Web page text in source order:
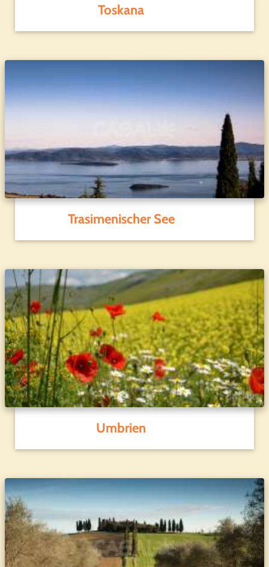
Toskana
Trasimenischer See
Umbrien